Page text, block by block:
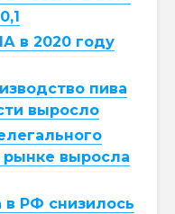
в 2020 году
пива
выросло
рынке выросла
в РФ снизилось